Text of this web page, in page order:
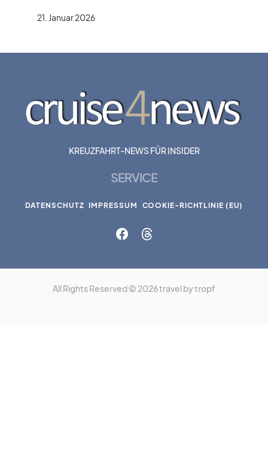
21. Januar 2026
KREUZFAHRT-NEWS FÜR INSIDER
SERVICE
DATENSCHUTZ IMPRESSUM COOKIE-RICHTLINIE (EU)
All Rights Reserved © 2026 travel by tropf